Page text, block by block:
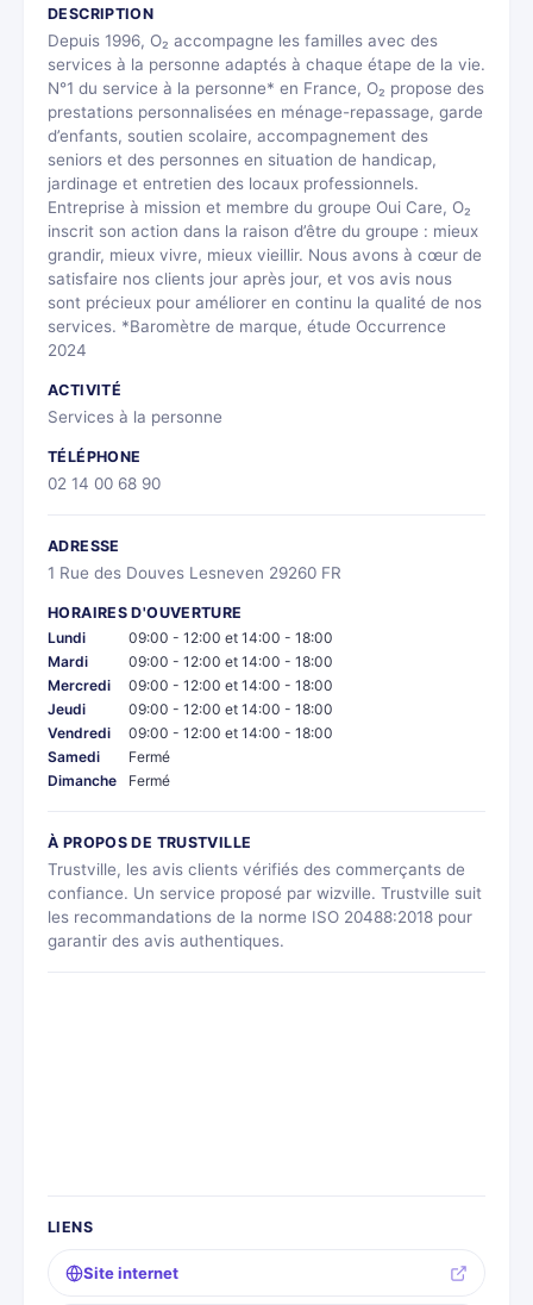
DESCRIPTION
Depuis 1996, O₂ accompagne les familles avec des
services à la personne adaptés à chaque étape de la vie.
N°1 du service à la personne* en France, O₂ propose des
prestations personnalisées en ménage-repassage, garde
d’enfants, soutien scolaire, accompagnement des
seniors et des personnes en situation de handicap,
jardinage et entretien des locaux professionnels.
Entreprise à mission et membre du groupe Oui Care, O₂
inscrit son action dans la raison d’être du groupe : mieux
grandir, mieux vivre, mieux vieillir. Nous avons à cœur de
satisfaire nos clients jour après jour, et vos avis nous
sont précieux pour améliorer en continu la qualité de nos
services. *Baromètre de marque, étude Occurrence
2024
ACTIVITÉ
Services à la personne
TÉLÉPHONE
02 14 00 68 90
ADRESSE
1 Rue des Douves Lesneven 29260 FR
HORAIRES D'OUVERTURE
Lundi
09:00 - 12:00 et 14:00 - 18:00
Mardi
09:00 - 12:00 et 14:00 - 18:00
Mercredi
09:00 - 12:00 et 14:00 - 18:00
Jeudi
09:00 - 12:00 et 14:00 - 18:00
Vendredi
09:00 - 12:00 et 14:00 - 18:00
Samedi
Fermé
Dimanche
Fermé
À PROPOS DE TRUSTVILLE
Trustville, les avis clients vérifiés des commerçants de
confiance. Un service proposé par wizville. Trustville suit
les recommandations de la norme ISO 20488:2018 pour
garantir des avis authentiques.
LIENS
Site internet